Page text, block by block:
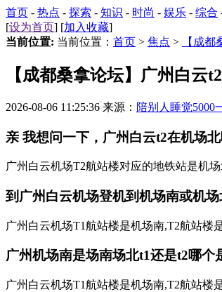
首页 - 热点 - 探索 - 知识 - 时尚 - 娱乐 - 综合
[设为首页] [加入收藏]
当前位置: 当前位置： 首页 > 焦点 > 【成
【成都桑拿论坛】广州白云
2026-08-06 11:25:36 来源： 陪别人睡觉5000
亲 我想问一下，广州白云t2在机场
广州白云机场T2航站楼对应的地铁站是机场
到广州白云机场登机到机场南或机
广州白云机场T1航站楼是机场南,T2航站楼
广州机场南是场南场北t1还是t2哪个
广州白云机场T1航站楼是机场南,T2航站楼